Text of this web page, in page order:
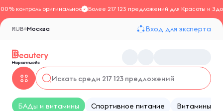
контроль оригинальностиБолее 217 123 предложений для Красоты и
Москва
RUB Вход для эксперта
БАДы и витамины Спортивное питание Витамины